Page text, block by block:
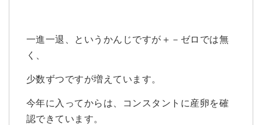
一進一退、というかんじですが＋－ゼロでは無
く、
少数ずつですが増えています。
今年に入ってからは、コンスタントに産卵を確
認できています。